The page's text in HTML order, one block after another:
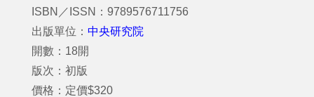
ISBN／ISSN：9789576711756
出版單位： 中央研究院
開數：18開
版次：初版
價格：定價$320